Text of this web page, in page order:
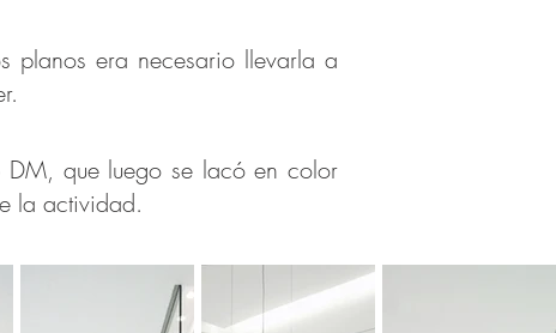
planos era necesario llevarla a
que luego se lacó en color
la actividad.